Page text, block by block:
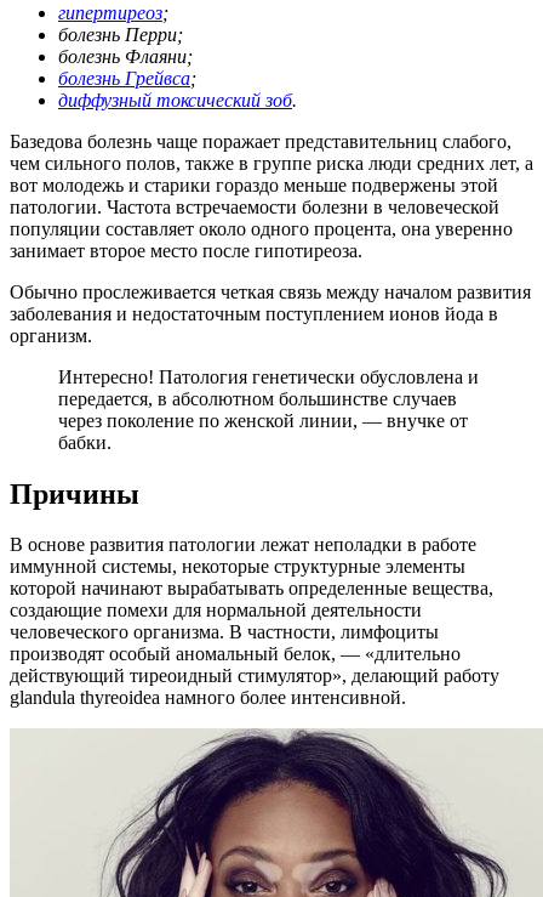
гипертиреоз;
болезнь Перри;
болезнь Флаяни;
болезнь Грейвса;
диффузный токсический зоб.
Базедова болезнь чаще поражает представительниц слабого,
чем сильного полов, также в группе риска люди средних лет, а
вот молодежь и старики гораздо меньше подвержены этой
патологии. Частота встречаемости болезни в человеческой
популяции составляет около одного процента, она уверенно
занимает второе место после гипотиреоза.
Обычно прослеживается четкая связь между началом развития
заболевания и недостаточным поступлением ионов йода в
организм.
Интересно! Патология генетически обусловлена и
передается, в абсолютном большинстве случаев
через поколение по женской линии, — внучке от
бабки.
Причины
В основе развития патологии лежат неполадки в работе
иммунной системы, некоторые структурные элементы
которой начинают вырабатывать определенные вещества,
создающие помехи для нормальной деятельности
человеческого организма. В частности, лимфоциты
производят особый аномальный белок, — «длительно
действующий тиреоидный стимулятор», делающий работу
glandula thyreoidea намного более интенсивной.